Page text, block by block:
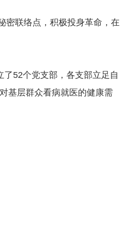
密联络点，积极投身革命，在
了52个党支部，各支部立足自
基层群众看病就医的健康需